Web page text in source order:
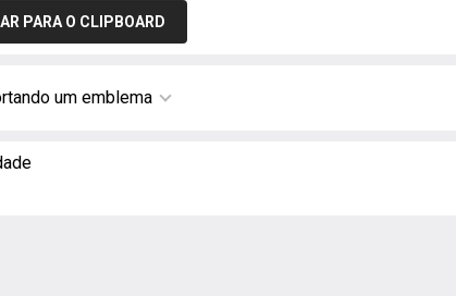
PARA O CLIPBOARD
um emblema